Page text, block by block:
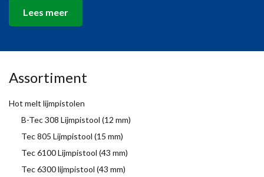
Lees meer
Assortiment
Hot melt lijmpistolen
B-Tec 308 Lijmpistool (12 mm)
Tec 805 Lijmpistool (15 mm)
Tec 6100 Lijmpistool (43 mm)
Tec 6300 lijmpistool (43 mm)